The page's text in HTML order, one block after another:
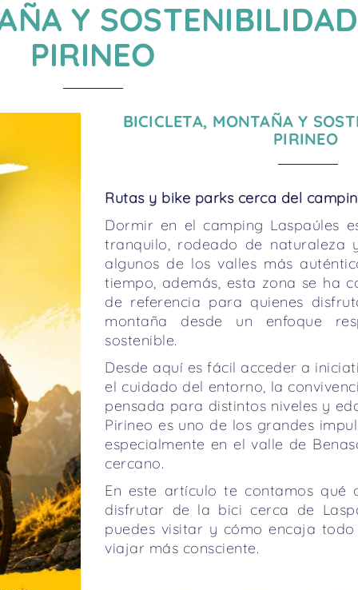
Y
PIRINEO
BICICLETA, MONTAÑA Y
PIRINEO
Rutas y bike parks cerca del
Dormir en el camping Laspaúles
tranquilo, rodeado de naturaleza
algunos de los valles más
tiempo, además, esta zona se ha
de referencia para quienes
montaña desde un enfoque
sostenible.
Desde aquí es fácil acceder a
el cuidado del entorno, la
pensada para distintos niveles y
Pirineo es uno de los grandes
especialmente en el valle de
cercano.
En este artículo te contamos qué
disfrutar de la bici cerca de
puedes visitar y cómo encaja
viajar más consciente.